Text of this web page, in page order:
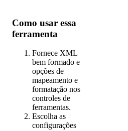
Como usar essa
ferramenta
Fornece XML
bem formado e
opções de
mapeamento e
formatação nos
controles de
ferramentas.
Escolha as
configurações